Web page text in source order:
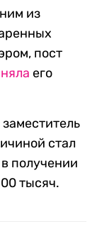
из
пост
его
заместитель
стал
получении
тысяч.